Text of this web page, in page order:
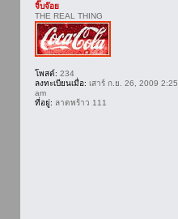
จิ๊บจ๊อย
THE REAL THING
โพสต์: 234
ลงทะเบียนเมื่อ: เสาร์ ก.ย. 26, 2009 2:25
am
ที่อยู่: ลาดพร้าว 111